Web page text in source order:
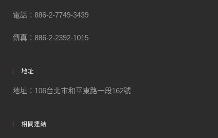
電話：886-2-7749-3439
傳真：886-2-2392-1015
地址
地址：106台北市和平東路一段162號
相關連結